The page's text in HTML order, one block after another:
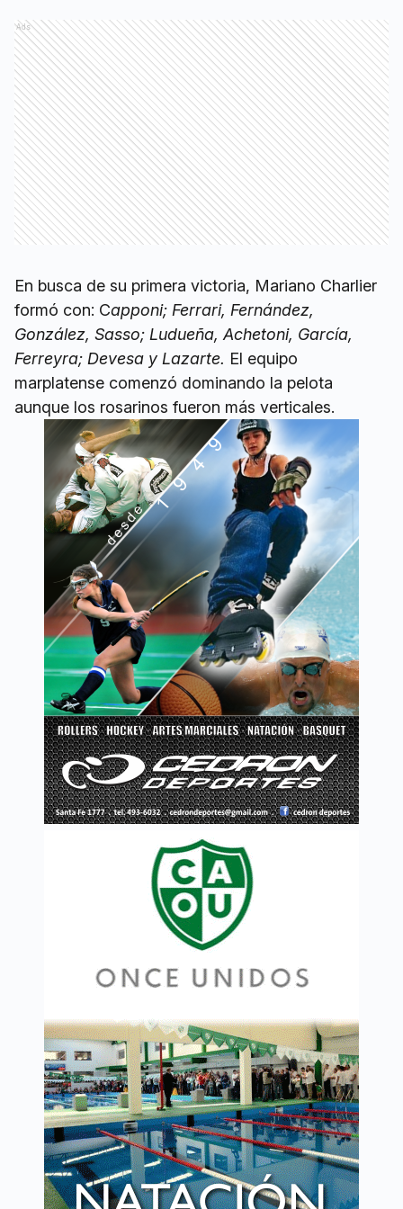
Ads
En busca de su primera victoria, Mariano Charlier
formó con: Capponi; Ferrari, Fernández,
González, Sasso; Ludueña, Achetoni, García,
Ferreyra; Devesa y Lazarte. El equipo
marplatense comenzó dominando la pelota
aunque los rosarinos fueron más verticales.